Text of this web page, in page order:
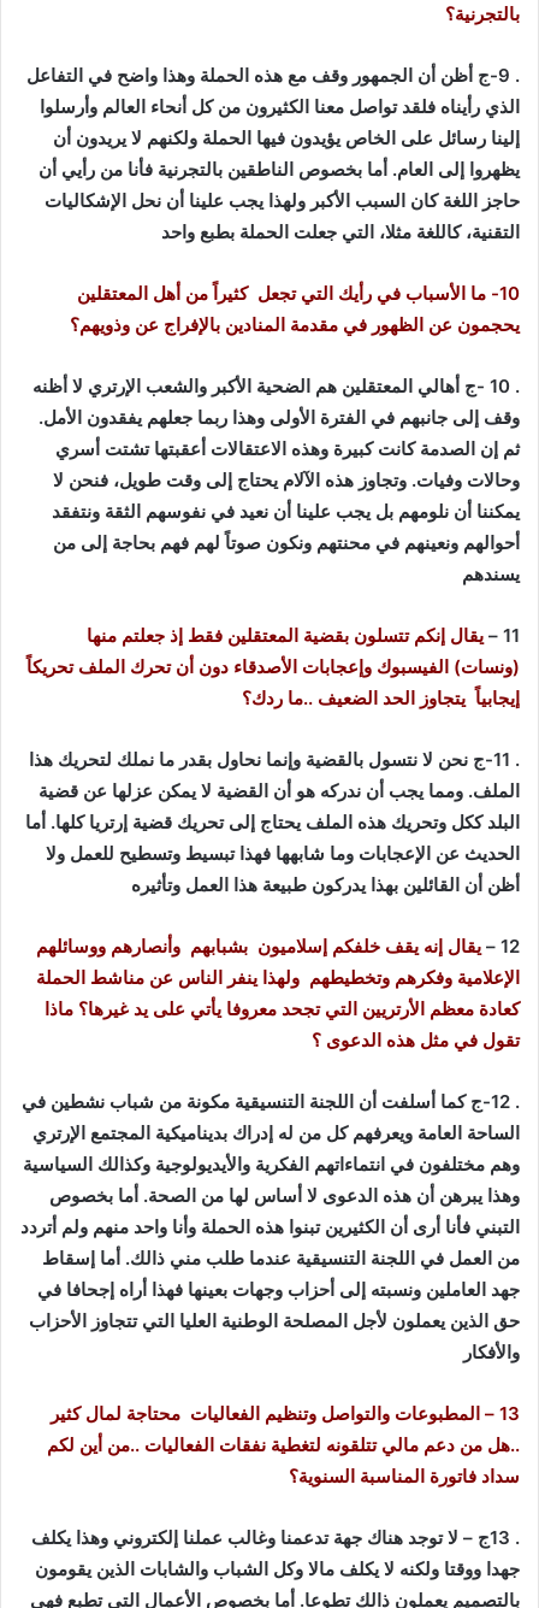
بالتجرنية؟
. 9-ج أظن أن الجمهور وقف مع هذه الحملة وهذا واضح في التفاعل
الذي رأيناه فلقد تواصل معنا الكثيرون من كل أنحاء العالم وأرسلوا
إلينا رسائل على الخاص يؤيدون فيها الحملة ولكنهم لا يريدون أن
يظهروا إلى العام. أما بخصوص الناطقين بالتجرنية فأنا من رأيي أن
حاجز اللغة كان السبب الأكبر ولهذا يجب علينا أن نحل الإشكاليات
التقنية، كاللغة مثلا، التي جعلت الحملة بطبع واحد
10- ما الأسباب في رأيك التي تجعل كثيراً من أهل المعتقلين
يحجمون عن الظهور في مقدمة المنادين بالإفراج عن وذويهم؟
. 10 -ج أهالي المعتقلين هم الضحية الأكبر والشعب الإرتري لا أظنه
وقف إلى جانبهم في الفترة الأولى وهذا ربما جعلهم يفقدون الأمل.
ثم إن الصدمة كانت كبيرة وهذه الاعتقالات أعقبتها تشتت أسري
وحالات وفيات. وتجاوز هذه الآلام يحتاج إلى وقت طويل، فنحن لا
يمكننا أن نلومهم بل يجب علينا أن نعيد في نفوسهم الثقة ونتفقد
أحوالهم ونعينهم في محنتهم ونكون صوتاً لهم فهم بحاجة إلى من
يسندهم
11 –
يقال إنكم تتسلون بقضية المعتقلين فقط إذ جعلتم منها
(ونسات) الفيسبوك وإعجابات الأصدقاء دون أن تحرك الملف تحريكاً
إيجابياً يتجاوز الحد الضعيف ..ما ردك؟
. 11-ج نحن لا نتسول بالقضية وإنما نحاول بقدر ما نملك لتحريك هذا
الملف. ومما يجب أن ندركه هو أن القضية لا يمكن عزلها عن قضية
البلد ككل وتحريك هذه الملف يحتاج إلى تحريك قضية إرتريا كلها. أما
الحديث عن الإعجابات وما شابهها فهذا تبسيط وتسطيح للعمل ولا
أظن أن القائلين بهذا يدركون طبيعة هذا العمل وتأثيره
12 –
يقال إنه يقف خلفكم إسلاميون بشبابهم وأنصارهم ووسائلهم
الإعلامية وفكرهم وتخطيطهم ولهذا ينفر الناس عن مناشط الحملة
كعادة معظم الأرتريين التي تجحد معروفا يأتي على يد غيرها؟ ماذا
تقول في مثل هذه الدعوى ؟
. 12-ج كما أسلفت أن اللجنة التنسيقية مكونة من شباب نشطين في
الساحة العامة ويعرفهم كل من له إدراك بديناميكية المجتمع الإرتري
وهم مختلفون في انتماءاتهم الفكرية والأيديولوجية وكذالك السياسية
وهذا يبرهن أن هذه الدعوى لا أساس لها من الصحة. أما بخصوص
التبني فأنا أرى أن الكثيرين تبنوا هذه الحملة وأنا واحد منهم ولم أتردد
من العمل في اللجنة التنسيقية عندما طلب مني ذالك. أما إسقاط
جهد العاملين ونسبته إلى أحزاب وجهات بعينها فهذا أراه إجحافا في
حق الذين يعملون لأجل المصلحة الوطنية العليا التي تتجاوز الأحزاب
والأفكار
13 – المطبوعات والتواصل وتنظيم الفعاليات محتاجة لمال كثير
..هل من دعم مالي تتلقونه لتغطية نفقات الفعاليات ..من أين لكم
سداد فاتورة المناسبة السنوية؟
. 13ج – لا توجد هناك جهة تدعمنا وغالب عملنا إلكتروني وهذا يكلف
جهدا ووقتا ولكنه لا يكلف مالا وكل الشباب والشابات الذين يقومون
بالتصميم يعملون ذالك تطوعا. أما بخصوص الأعمال التي تطبع فهي